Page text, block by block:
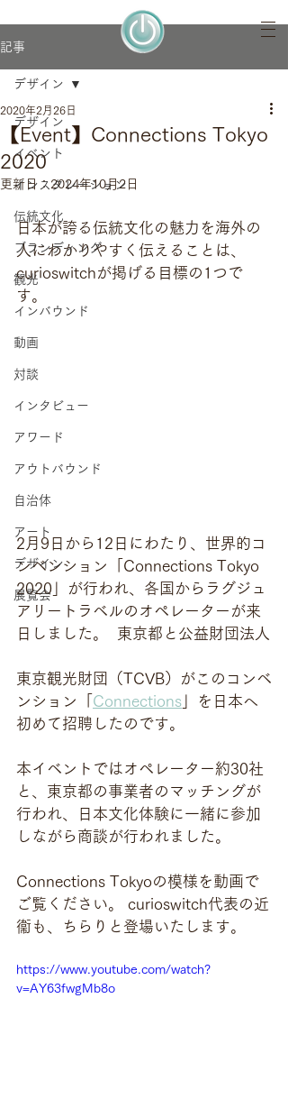
記事
デザイン
イベント
インスタレーション
伝統文化
ブランディング
観光
インバウンド
動画
対談
インタビュー
アワード
アウトバウンド
自治体
アート
デザイン
展覧会
デザイン
【Event】Connections Tokyo
2020
2020年2月26日
更新日： 2024年10月2日
日本が誇る伝統文化の魅力を海外の
人にわかりやすく伝えることは、
curioswitchが掲げる目標の1つで
す。
2月9日から12日にわたり、世界的コ
ンベンション「Connections Tokyo
2020」が行われ、各国からラグジュ
アリートラベルのオペレーターが来
日しました。  東京都と公益財団法人
東京観光財団（TCVB）がこのコンベ
ンション「 Connections 」を日本へ
初めて招聘したのです。
本イベントではオペレーター約30社
と、東京都の事業者のマッチングが
行われ、日本文化体験に一緒に参加
しながら商談が行われました。
Connections Tokyoの模様を動画で
ご覧ください。 curioswitch代表の近
衞も、ちらりと登場いたします。
https://www.youtube.com/watch?
v=AY63fwgMb8o